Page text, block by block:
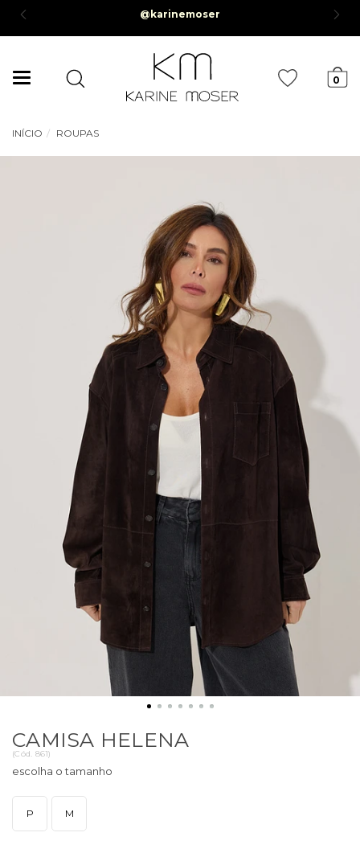
@karinemoser
Mudar
0
INÍCIO ROUPAS
CAMISA HELENA
(Cód. 861)
P M